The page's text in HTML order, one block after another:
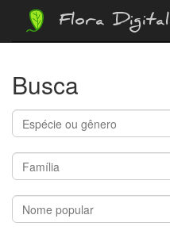
Flora Digital
Busca